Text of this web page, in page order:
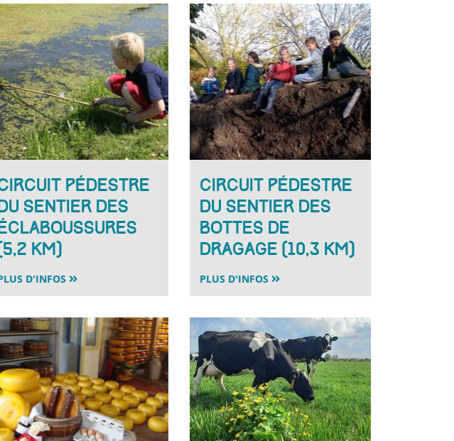
pédestre
sentier des
km)
D'INFOS
Circuit pédestre
du sentier des
bottes de
dragage (10,3 km)
PLUS D'INFOS